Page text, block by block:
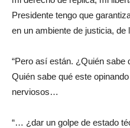
Presidente tengo que
en un ambiente de justicia, de
“Pero así están. ¿Quién sabe
Quién sabe qué este
nerviosos…
“… ¿dar un golpe de estado